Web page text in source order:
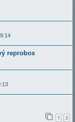
reprobox
1 2